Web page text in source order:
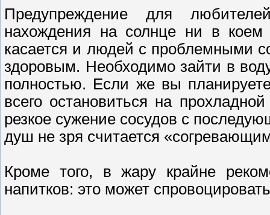
Предупреждение для
нахождения на солнце ни в коем
касается и людей с проблемными
здоровым. Необходимо зайти в
полностью. Если же вы
всего остановиться на
резкое сужение сосудов с
душ не зря считается
Кроме того, в жару крайне
напитков: это может